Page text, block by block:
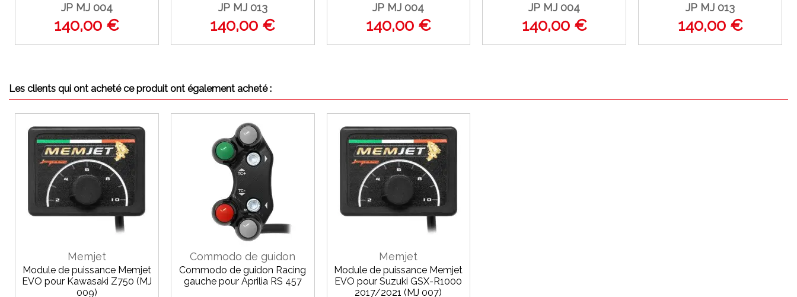
JP MJ 004
140,00 €
JP MJ 013
140,00 €
JP MJ 004
140,00 €
JP MJ 004
140,00 €
JP MJ 013
140,00 €
Les clients qui ont acheté ce produit ont également acheté :
Memjet
Module de puissance Memjet
EVO pour Kawasaki Z750 (MJ
009)
Commodo de guidon
Commodo de guidon Racing
gauche pour Aprilia RS 457
Memjet
Module de puissance Memjet
EVO pour Suzuki GSX-R1000
2017/2021 (MJ 007)